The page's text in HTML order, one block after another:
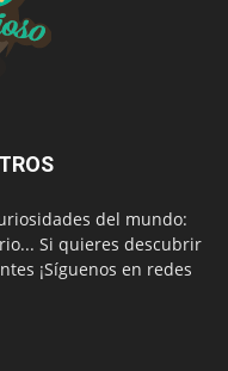
del mundo:
Si quieres descubrir
¡Síguenos en redes